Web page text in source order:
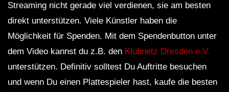
Frmmsr @ Ziehwerk Delitzsch [SetCut]
[11.01.2020] | HARDTEKK | [HD]
Streaming nicht gerade viel verdienen, sie am besten
direkt unterstützen. Viele Künstler haben die
Möglichkeit für Spenden. Mit dem Spendenbutton unter
dem Video kannst du z.B. den Klubnetz Dresden e.V.
unterstützen. Definitiv solltest Du Auftritte besuchen
und wenn Du einen Plattespieler hast, kaufe die besten